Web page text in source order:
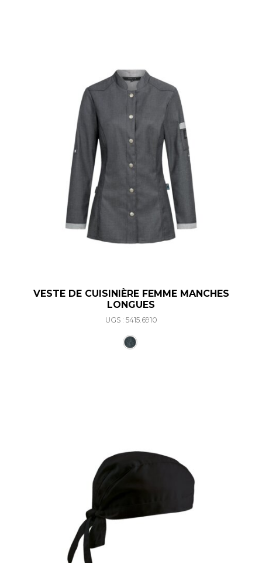
VESTE DE CUISINIÈRE FEMME MANCHES
LONGUES
UGS : 5415.6910